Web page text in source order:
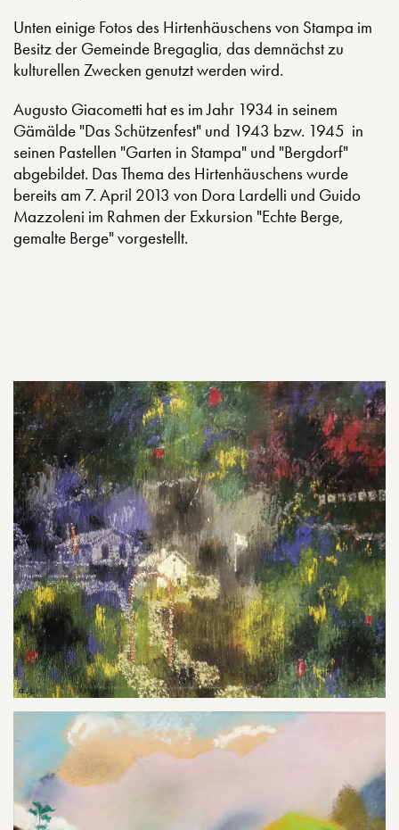
Unten einige Fotos des Hirtenhäuschens von Stampa im
Besitz der Gemeinde Bregaglia, das demnächst zu
kulturellen Zwecken genutzt werden wird.
Augusto Giacometti hat es im Jahr 1934 in seinem
Gämälde "Das Schützenfest" und 1943 bzw. 1945 in
seinen Pastellen "Garten in Stampa" und "Bergdorf"
abgebildet. Das Thema des Hirtenhäuschens wurde
bereits am 7. April 2013 von Dora Lardelli und Guido
Mazzoleni im Rahmen der Exkursion "Echte Berge,
gemalte Berge" vorgestellt.